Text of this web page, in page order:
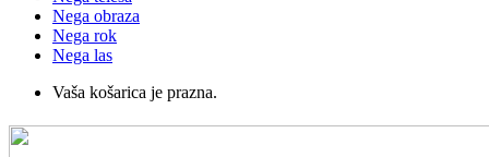
Nega obraza
Nega rok
Nega las
Vaša košarica je prazna.